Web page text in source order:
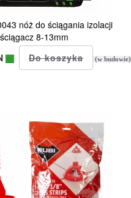
nóż do ściągania izolacji
ściągacz 8-13mm
(w budowie)